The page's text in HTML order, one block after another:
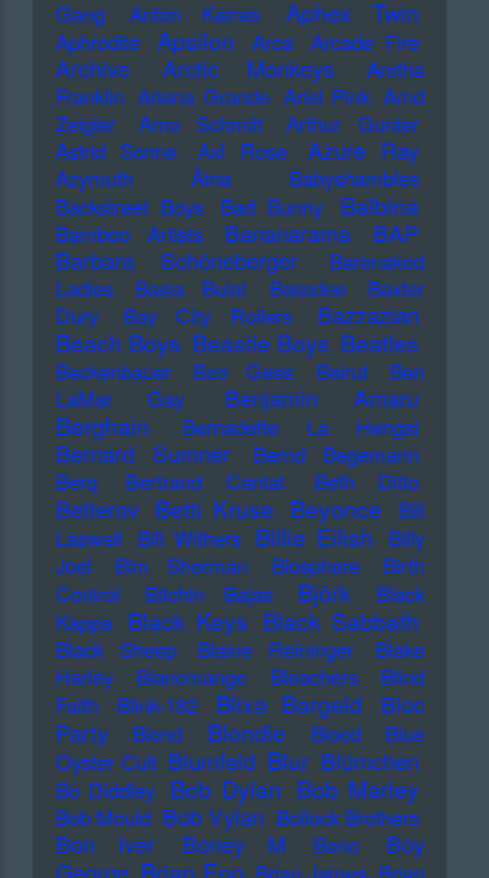
Gang
Anton Karras Aphex Twin
Aphrodite Apsilon Arca Arcade Fire
Archive Arctic Monkeys
Aretha
Franklin Ariana Grande Ariel Pink Arnd
Zeigler
Arno Schmitt
Arthur Gunter
Astrid Sonne
Axl Rose Azure Ray
Azymuth Ätna
Babyshambles
Backstreet Boys
Bad Bunny Balbina
Bamboo Artists Bananarama
BAP
Barbara Schöneberger
Barenaked
Ladies
Basia Bulat Bassdee
Baxter
Dury
Bay City Rollers Bazzazian
Beach Boys Beastie Boys Beatles
Beckenbauer Bee Gees Beirut
Ben
LaMar Gay
Benjamin Amaru
Berghain Bernadette La Hengst
Bernard Sumner
Bernd Begemann
Berq
Bertrand Cantat Beth Ditto
Betterov Betti Kruse Beyonce
Bill
Laswell
Bill Withers Billie Eilish
Billy
Joel
Bim Sherman Biosphere
Birth
Control
Bitchin Bajas Björk
Black
Kappa Black Keys Black Sabbath
Black Sheep Blaine Reininger
Blake
Harley
Blancmange Bleachers
Blind
Faith
Blink-182 Blixa Bargeld
Bloc
Party
Blond Blondie Blood
Blue
Oyster Cult Blumfeld Blur Blümchen
Bo Diddley Bob Dylan Bob Marley
Bob Mould Bob Vylan Bollock Brothers
Bon Iver Boney M Bono
Boy